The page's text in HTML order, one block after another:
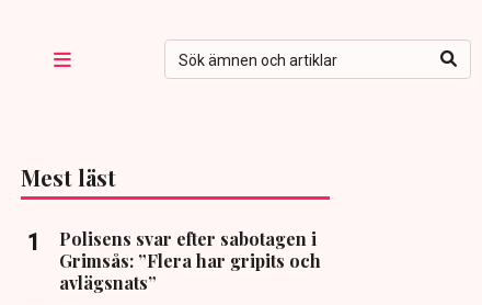
Mest läst
Polisens svar efter sabotagen i
Grimsås: ”Flera har gripits och
avlägsnats”